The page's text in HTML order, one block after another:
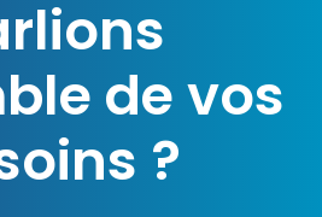
de vos
?